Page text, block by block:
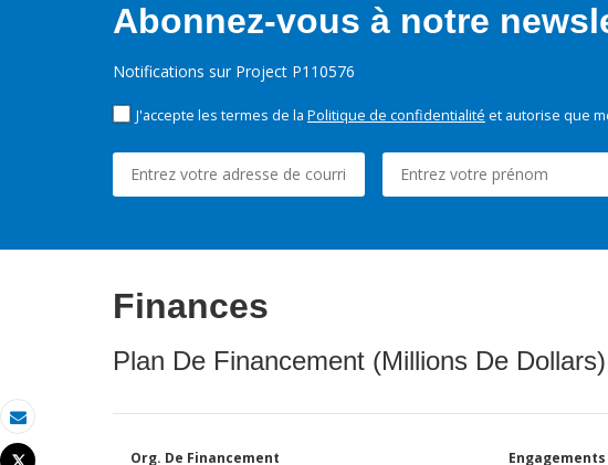
Email
Abonnez-vous à notre
Notifications sur Project P110576
J'accepte les termes de la Politique de confidentialité et autorise que
Finances
Plan De Financement (Millions De Dollars)
Org. De Financement Engagements